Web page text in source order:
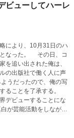
ビューしてハーレ
により、10月31日のハ
その日、コ
を追い出された俺は、
の出版社で働く人に声
ることを了承する。
デビューすることにな
からモテモテとなり、
し。